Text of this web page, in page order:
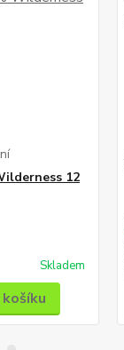
12
Skladem